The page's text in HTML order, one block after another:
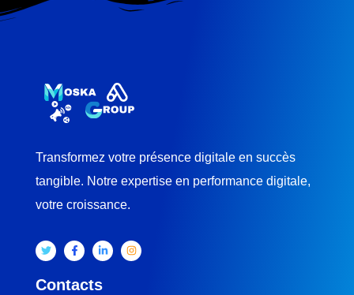
Transformez votre présence digitale en succès
tangible. Notre expertise en performance digitale,
votre croissance.
Contacts